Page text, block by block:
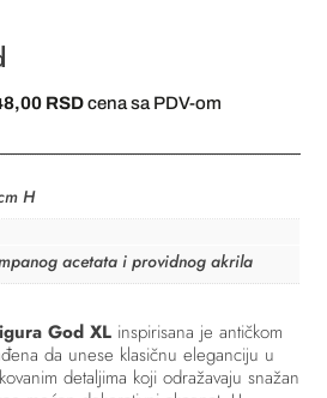
RSD.
RSDTrenutna
je:
cena sa PDV-om
H
acetata i providnog akrila
God XL inspirisana je antičkom
da unese klasičnu eleganciju u
detaljima koji odražavaju snažan